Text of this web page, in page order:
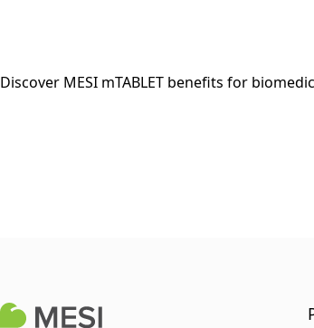
Discover MESI mTABLET benefits for